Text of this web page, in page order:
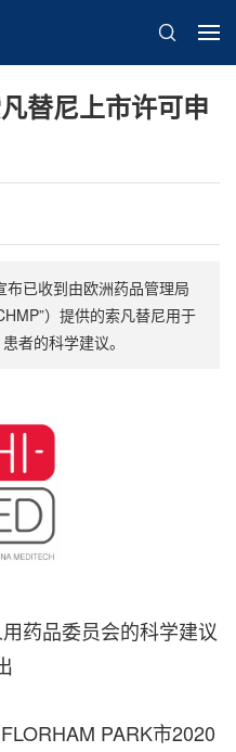
替尼上市许可申
已收到由欧洲药品管理局
）提供的索凡替尼用于
者的科学建议。
药品委员会的科学建议
FLORHAM PARK市2020